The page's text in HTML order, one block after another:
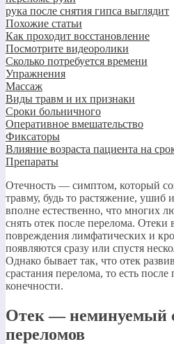
рука после снятия гипса выглядит
Похожие статьи
Как проходит восстановление
Посмотрите видеоролики
Сколько потребуется времени
Упражнения
Массаж
Виды травм и их признаки
Сроки больничного
Оперативное вмешательство
Фиксаторы
Влияние возраста пациента на
Препараты
Отечность — симптом, который
травму, будь то растяжение, ушиб
вполне естественно, что многих
снять отек после перелома. Отеки
повреждения лимфатических и
появляются сразу или спустя
Однако бывает так, что отек
срастания перелома, то есть
конечности.
Отек — неминуемый
переломов